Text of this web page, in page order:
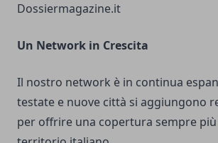
Dossiermagazine.it
Un Network in Crescita
Il nostro network è in continua
testate e nuove città si aggiungono
per offrire una copertura sempre